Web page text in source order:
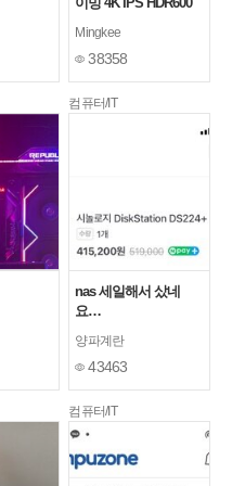
Mingkee
38358
컴퓨터/IT
nas 세일해서 샀네
요…
양파계란
43463
컴퓨터/IT